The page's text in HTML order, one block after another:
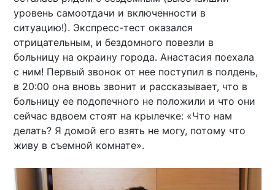
уровень самоотдачи и включенности в
ситуацию!). Экспресс-тест оказался
отрицательным, и бездомного повезли в
больницу на окраину города. Анастасия поехала
с ним! Первый звонок от нее поступил в полдень,
в 20:00 она вновь звонит и рассказывает, что в
больницу ее подопечного не положили и что они
сейчас вдвоем стоят на крылечке: «Что нам
делать? Я домой его взять не могу, потому что
живу в съемной комнате».